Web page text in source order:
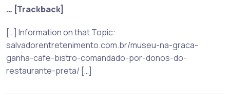
… [Trackback]
[…] Information on that Topic:
salvadorentretenimento.com.br/museu-na-graca-
ganha-cafe-bistro-comandado-por-donos-do-
restaurante-preta/ […]